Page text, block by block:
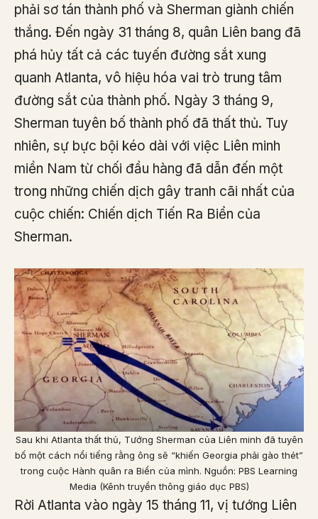
phải sơ tán thành phố và Sherman giành chiến
thắng. Đến ngày 31 tháng 8, quân Liên bang đã
phá hủy tất cả các tuyến đường sắt xung
quanh Atlanta, vô hiệu hóa vai trò trung tâm
đường sắt của thành phố. Ngày 3 tháng 9,
Sherman tuyên bố thành phố đã thất thủ. Tuy
nhiên, sự bực bội kéo dài với việc Liên minh
miền Nam từ chối đầu hàng đã dẫn đến một
trong những chiến dịch gây tranh cãi nhất của
cuộc chiến: Chiến dịch Tiến Ra Biển của
Sherman.
Sau khi Atlanta thất thủ, Tướng Sherman của Liên minh đã tuyên
bố một cách nổi tiếng rằng ông sẽ “khiến Georgia phải gào thét”
trong cuộc Hành quân ra Biển của mình. Nguồn: PBS Learning
Media (Kênh truyền thông giáo dục PBS)
Rời Atlanta vào ngày 15 tháng 11, vị tướng Liên